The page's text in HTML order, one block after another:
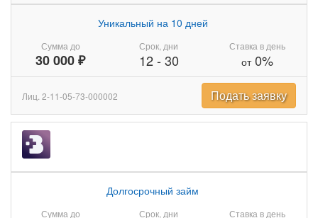
Сумма до
30 000 ₽
Уникальный на 10 дней
Срок, дни
12- 30
Ставка в день
от0%
Лиц. 2-11-05-73-000002 Подать заявку
Сумма до
Долгосрочный займ
Срок, дни Ставка в день